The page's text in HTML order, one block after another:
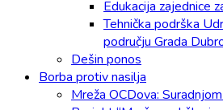
Edukacija zajednice
Tehnička podrška
području Grada
Dešin ponos
Borba protiv nasilja
Mreža OCDova: